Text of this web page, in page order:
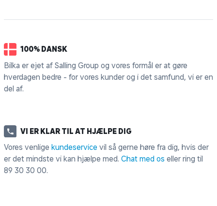
100% DANSK
Bilka er ejet af Salling Group og vores formål er at gøre
hverdagen bedre - for vores kunder og i det samfund, vi er en
del af.
VI ER KLAR TIL AT HJÆLPE DIG
Vores venlige kundeservice vil så gerne høre fra dig, hvis der
er det mindste vi kan hjælpe med. Chat med os eller ring til
89 30 30 00.